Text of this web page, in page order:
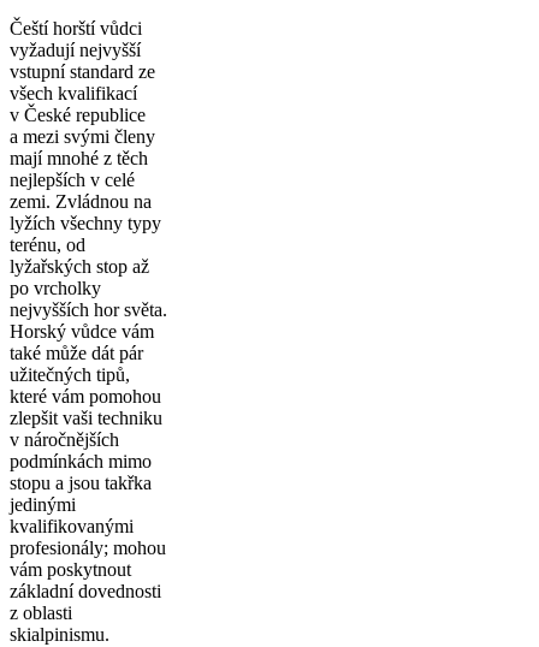
Čeští horští vůdci
vyžadují nejvyšší
vstupní standard ze
všech kvalifikací
v České republice
a mezi svými členy
mají mnohé z těch
nejlepších v celé
zemi. Zvládnou na
lyžích všechny typy
terénu, od
lyžařských stop až
po vrcholky
nejvyšších hor světa.
Horský vůdce vám
také může dát pár
užitečných tipů,
které vám pomohou
zlepšit vaši techniku
v náročnějších
podmínkách mimo
stopu a jsou takřka
jedinými
kvalifikovanými
profesionály; mohou
vám poskytnout
základní dovednosti
z oblasti
skialpinismu.